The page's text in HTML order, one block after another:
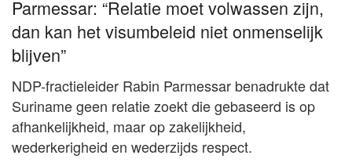
Parmessar: “Relatie moet volwassen zijn,
dan kan het visumbeleid niet onmenselijk
blijven”
NDP-fractieleider Rabin Parmessar benadrukte dat
Suriname geen relatie zoekt die gebaseerd is op
afhankelijkheid, maar op zakelijkheid,
wederkerigheid en wederzijds respect.